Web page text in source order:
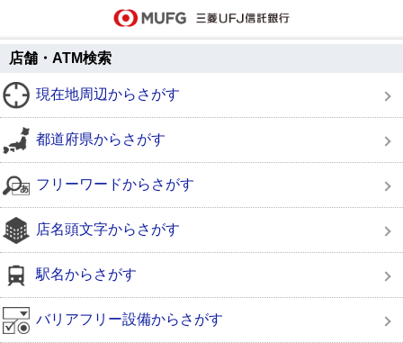
店舗・ATM検索
現在地周辺からさがす
都道府県からさがす
フリーワードからさがす
店名頭文字からさがす
駅名からさがす
バリアフリー設備からさがす